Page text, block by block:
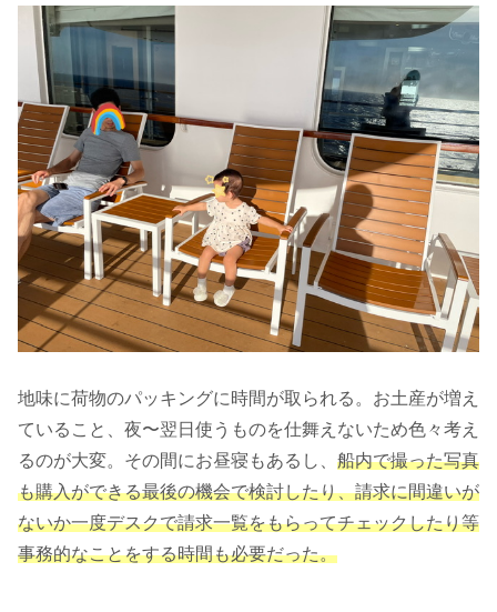
地味に荷物のパッキングに時間が取られる。お土産が増え
ていること、夜〜翌日使うものを仕舞えないため色々考え
るのが大変。その間にお昼寝もあるし、 船内で撮った写真
も購入ができる最後の機会で検討したり、請求に間違いが
ないか一度デスクで請求一覧をもらってチェックしたり等
事務的なことをする時間も必要だった。